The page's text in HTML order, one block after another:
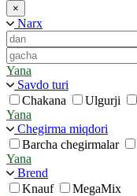
×
Narx
Yana
Savdo turi
Chakana
Ulgurji
Yana
Chegirma miqdori
Barcha chegirmalar
Yana
Brend
Knauf
MegaMix